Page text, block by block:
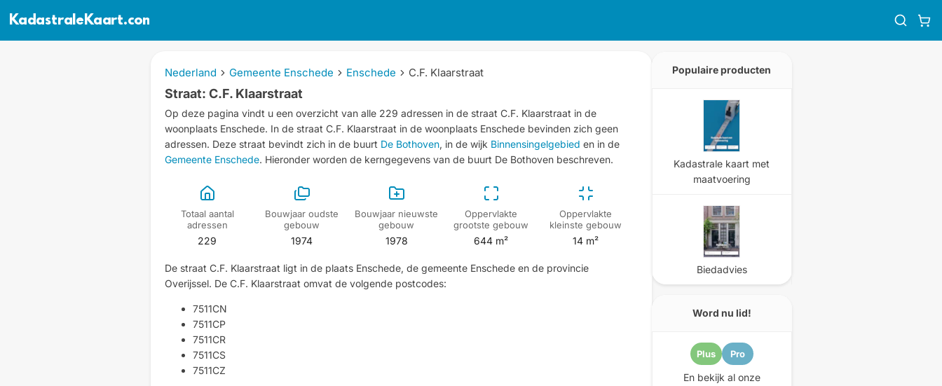
KadastraleKaart.com
Nederland Gemeente Enschede Enschede C.F. Klaarstraat
Straat: C.F. Klaarstraat
Op deze pagina vindt u een overzicht van alle 229 adressen in de straat C.F. Klaarstraat in de
woonplaats Enschede. In de straat C.F. Klaarstraat in de woonplaats Enschede bevinden zich geen
adressen. Deze straat bevindt zich in de buurt De Bothoven, in de wijk Binnensingelgebied en in de
Gemeente Enschede. Hieronder worden de kerngegevens van de buurt De Bothoven beschreven.
Totaal aantal
adressen
229
Bouwjaar oudste
gebouw
1974
Bouwjaar nieuwste
gebouw
1978
Oppervlakte
grootste gebouw
644 m²
Oppervlakte
kleinste gebouw
14 m²
De straat C.F. Klaarstraat ligt in de plaats Enschede, de gemeente Enschede en de provincie
Overijssel. De C.F. Klaarstraat omvat de volgende postcodes:
7511CN
7511CP
7511CR
7511CS
7511CZ
Populaire producten
Kadastrale kaart met
maatvoering
Biedadvies
Word nu lid!
Plus Pro
En bekijk al onze